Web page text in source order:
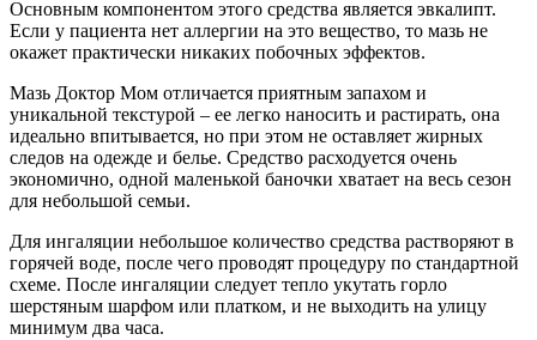
Основным компонентом этого средства является эвкалипт.
Если у пациента нет аллергии на это вещество, то мазь не
окажет практически никаких побочных эффектов.
Мазь Доктор Мом отличается приятным запахом и
уникальной текстурой – ее легко наносить и растирать, она
идеально впитывается, но при этом не оставляет жирных
следов на одежде и белье. Средство расходуется очень
экономично, одной маленькой баночки хватает на весь сезон
для небольшой семьи.
Для ингаляции небольшое количество средства растворяют в
горячей воде, после чего проводят процедуру по стандартной
схеме. После ингаляции следует тепло укутать горло
шерстяным шарфом или платком, и не выходить на улицу
минимум два часа.